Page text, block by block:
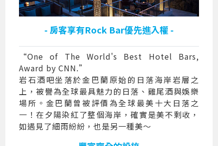
- 房客享有Rock Bar優先進入權 -
“One of The World's Best Hotel Bars,
Award by CNN.”
岩石酒吧坐落於金巴蘭原始的日落海岸岩層之
上，被譽為全球最具魅力的日落、雞尾酒與娛樂
場所。金巴蘭曾被評價為全球最美十大日落之
一！在夕陽染紅了整個海岸，確實是美不剩收，
如遇見了細雨紛紛，也是另一種美～